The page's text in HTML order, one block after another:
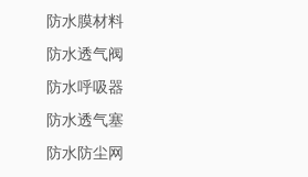
防水膜材料
防水透气阀
防水呼吸器
防水透气塞
防水防尘网